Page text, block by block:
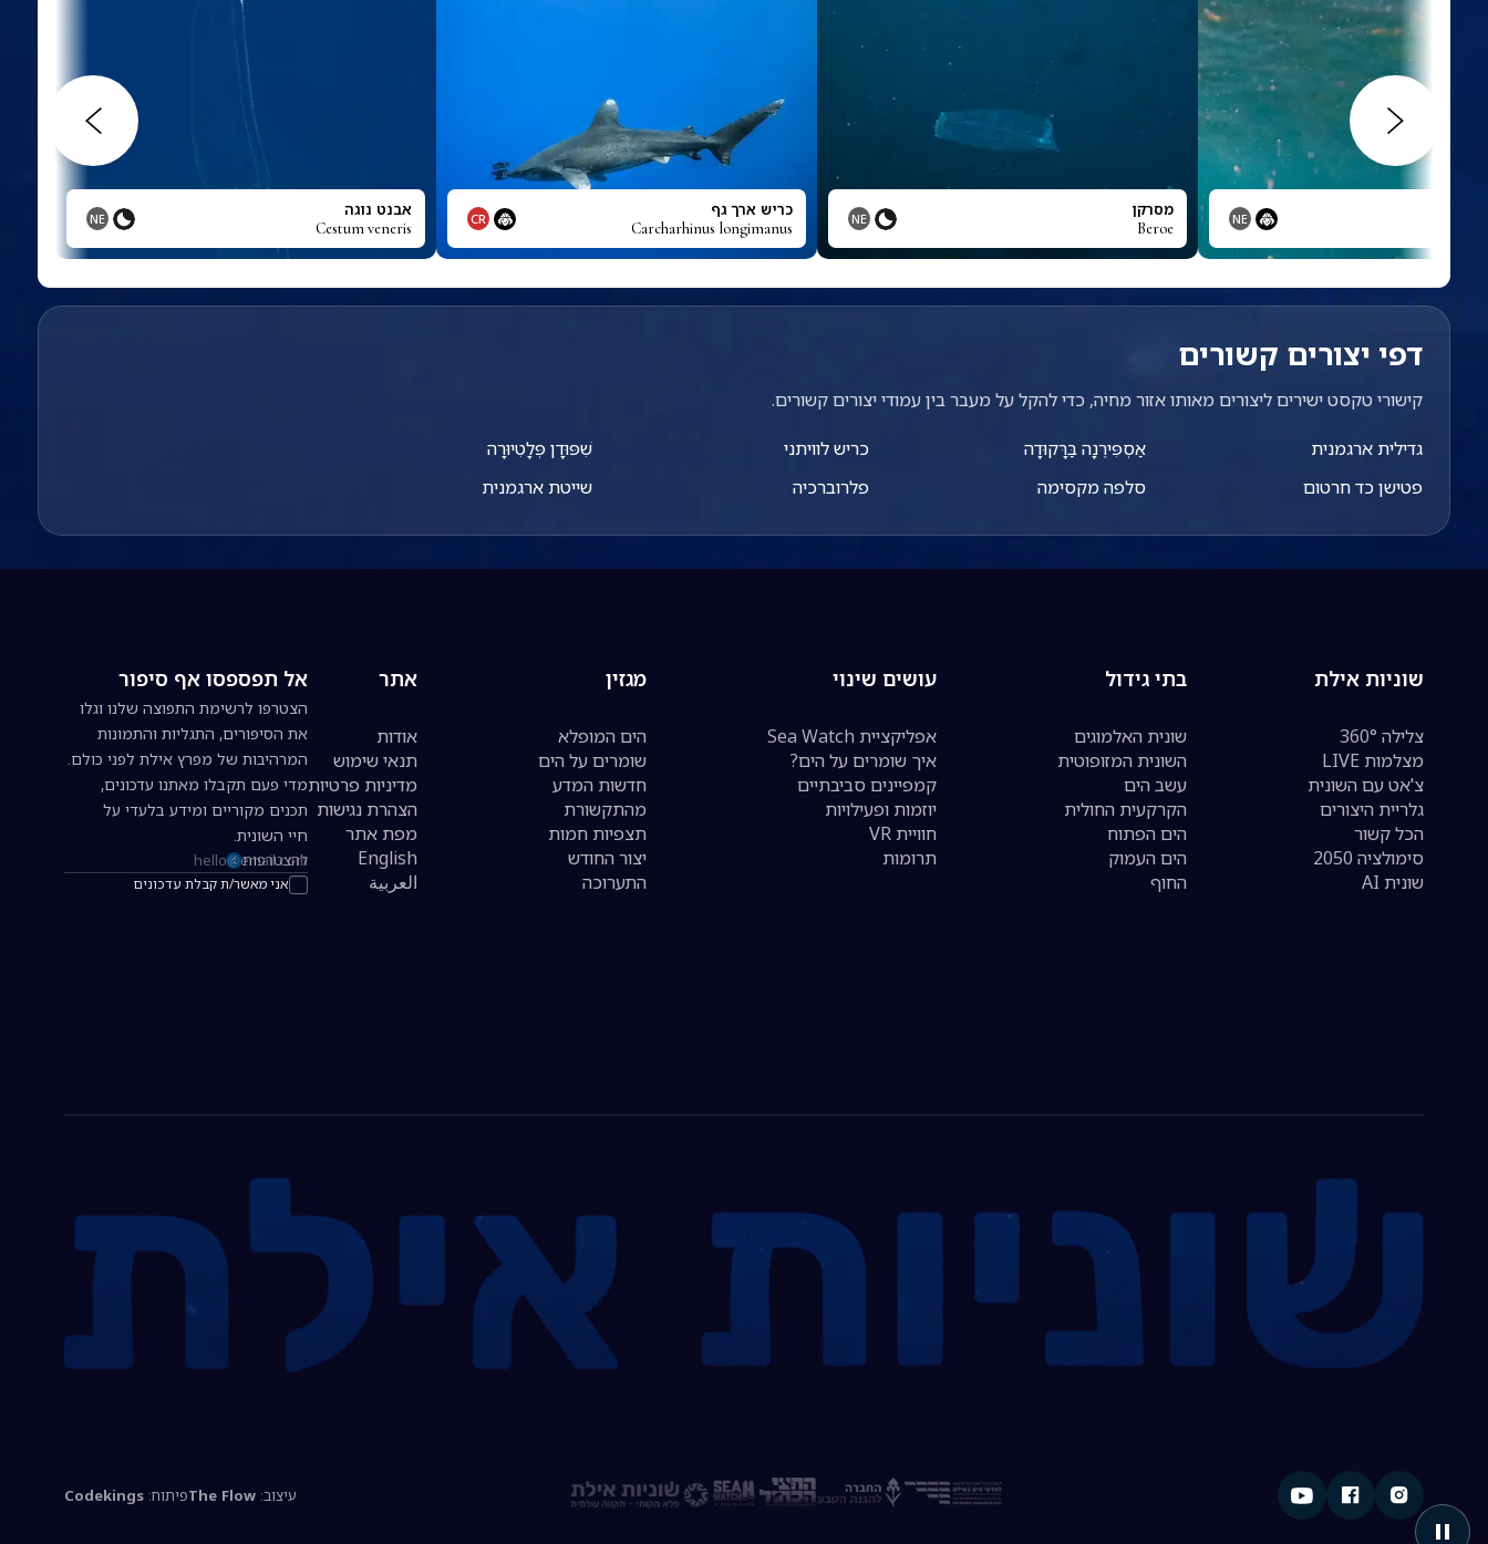
NE מסרקן
Beroe
NE כריש ארך גף
Carcharhinus longimanus
CR אבנט נוגה
Cestum veneris
NE
דפי יצורים קשורים
קישורי טקסט ישירים ליצורים מאותו אזור מחיה, כדי להקל על מעבר בין עמודי יצורים קשורים.
גדילית ארגמנית
פטישן כד חרטום
אַסְפִּירֶנָה בַּרָּקוּדָה
סלפה מקסימה
כריש לוויתני
פלרוברכיה
שִׁפּוּדָן פְּלָטִיוּרָה
שייטת ארגמנית
שוניות אילת
צלילה 360°
מצלמות LIVE
צ'אט עם השונית
גלריית היצורים
הכל קשור
סימולציה 2050
שונית AI
בתי גידול
שונית האלמוגים
השונית המזופוטית
עשב הים
הקרקעית החולית
הים הפתוח
הים העמוק
החוף
עושים שינוי
אפליקציית Sea Watch
איך שומרים על הים?
קמפיינים סביבתיים
יוזמות ופעילויות
חוויית VR
תרומות
מגזין
הים המופלא
שומרים על הים
חדשות המדע
מהתקשורת
תצפיות חמות
יצור החודש
התערוכה
אתר
אודות
תנאי שימוש
מדיניות פרטיות
הצהרת נגישות
מפת אתר
English
العربية
אל תפספסו אף סיפור
הצטרפו לרשימת התפוצה שלנו וגלו
את הסיפורים, התגליות והתמונות
המרהיבות של מפרץ אילת לפני כולם.
מדי פעם תקבלו מאתנו עדכונים,
תכנים מקוריים ומידע בלעדי על
חיי השונית.
כתובת אימייל להרשמה לניוזלטר
אני מאשר/ת קבלת עדכונים
להצטרפות
עיצוב: The Flowפיתוח: Codekings